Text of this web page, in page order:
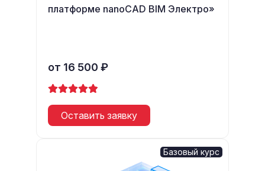
платформе nanoCAD BIM Электро»
от 16 500 ₽
Оставить заявку
Базовый курс